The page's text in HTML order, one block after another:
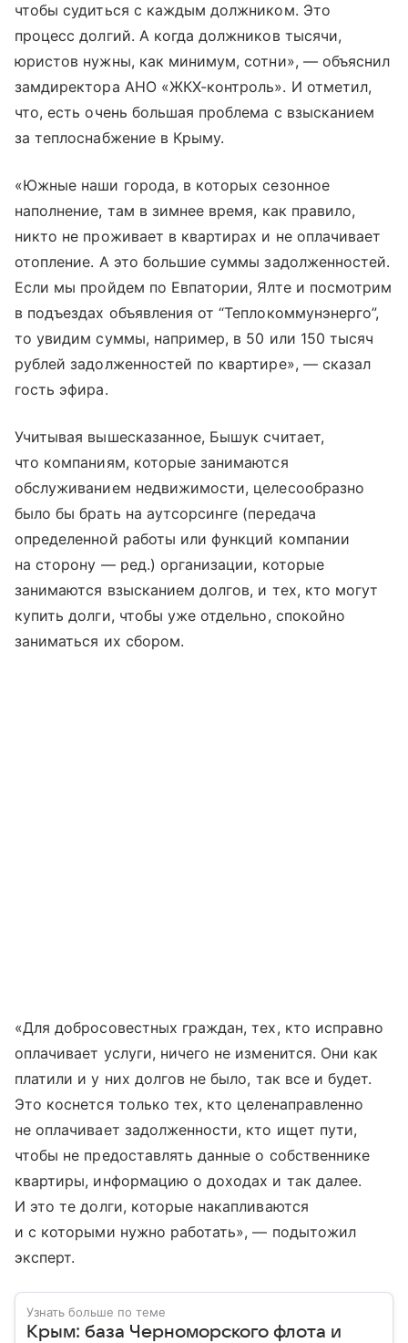
чтобы судиться с каждым должником. Это
процесс долгий. А когда должников тысячи,
юристов нужны, как минимум, сотни», — объяснил
замдиректора АНО «ЖКХ-контроль». И отметил,
что, есть очень большая проблема с взысканием
за теплоснабжение в Крыму.
«Южные наши города, в которых сезонное
наполнение, там в зимнее время, как правило,
никто не проживает в квартирах и не оплачивает
отопление. А это большие суммы задолженностей.
Если мы пройдем по Евпатории, Ялте и посмотрим
в подъездах объявления от “Теплокоммунэнерго”,
то увидим суммы, например, в 50 или 150 тысяч
рублей задолженностей по квартире», — сказал
гость эфира.
Учитывая вышесказанное, Бышук считает,
что компаниям, которые занимаются
обслуживанием недвижимости, целесообразно
было бы брать на аутсорсинге (передача
определенной работы или функций компании
на сторону — ред.) организации, которые
занимаются взысканием долгов, и тех, кто могут
купить долги, чтобы уже отдельно, спокойно
заниматься их сбором.
«Для добросовестных граждан, тех, кто исправно
оплачивает услуги, ничего не изменится. Они как
платили и у них долгов не было, так все и будет.
Это коснется только тех, кто целенаправленно
не оплачивает задолженности, кто ищет пути,
чтобы не предоставлять данные о собственнике
квартиры, информацию о доходах и так далее.
И это те долги, которые накапливаются
и с которыми нужно работать», — подытожил
эксперт.
Узнать больше по теме
Крым: база Черноморского флота и